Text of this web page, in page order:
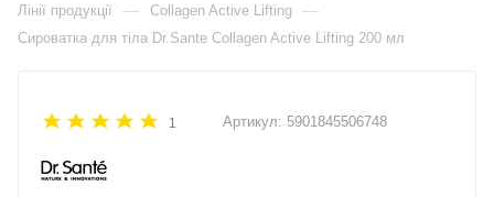
Лінії продукції — Collagen Active Lifting —
Сироватка для тіла Dr.Sante Collagen Active Lifting 200 мл
1 Артикул: 5901845506748